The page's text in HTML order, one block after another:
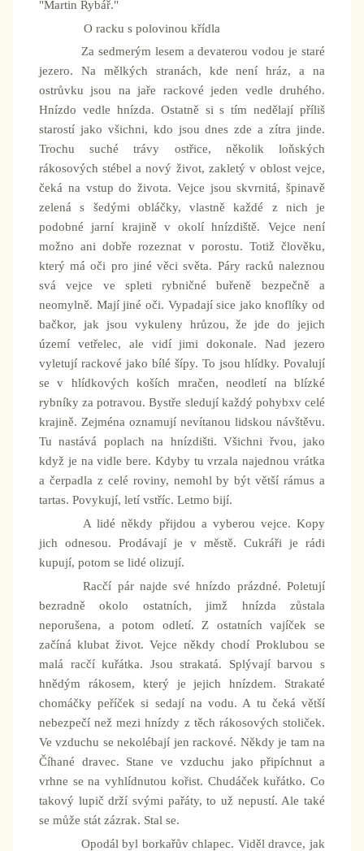
"Martin Rybář."
O racku s polovinou křídla
Za sedmerým lesem a devaterou vodou je staré
jezero. Na mělkých stranách, kde není hráz, a na
ostrůvku jsou na jaře rackové jeden vedle druhého.
Hnízdo vedle hnízda. Ostatně si s tím nedělají příliš
starostí jako všichni, kdo jsou dnes zde a zítra jinde.
Trochu suché trávy ostřice, několik loňských
rákosových stébel a nový život, zakletý v oblost vejce,
čeká na vstup do života. Vejce jsou skvrnitá, špinavě
zelená s šedými obláčky, vlastně každé z nich je
podobné jarní krajině v okolí hnízdiště. Vejce není
možno ani dobře rozeznat v porostu. Totiž člověku,
který má oči pro jiné věci světa. Páry racků naleznou
svá vejce ve spleti rybničné buřeně bezpečně a
neomylně. Mají jiné oči. Vypadají sice jako knoflíky od
bačkor, jak jsou vykuleny hrůzou, že jde do jejich
území vetřelec, ale vidí jimi dokonale. Nad jezero
vyletují rackové jako bílé šípy. To jsou hlídky. Povalují
se v hlídkových koších mračen, neodletí na blízké
rybníky za potravou. Bystře sledují každý pohybxv celé
krajině. Zejména oznamují nevítanou lidskou návštěvu.
Tu nastává poplach na hnízdišti. Všichni řvou, jako
když je na vidle bere. Kdyby tu vrzala najednou vrátka
a čerpadla z celé roviny, nemohl by být větší rámus a
tartas. Povykují, letí vstříc. Letmo bijí.
A lidé někdy přijdou a vyberou vejce. Kopy
jich odnesou. Prodávají je v městě. Cukráři je rádi
kupují, potom se lidé olizují.
Racčí pár najde své hnízdo prázdné. Poletují
bezradně okolo ostatních, jimž hnízda zůstala
neporušena, a potom odletí. Z ostatních vajíček se
začíná klubat život. Vejce někdy chodí Proklubou se
malá racčí kuřátka. Jsou strakatá. Splývají barvou s
hnědým rákosem, který je jejich hnízdem. Strakaté
chomáčky peříček si sedají na vodu. A tu čeká větší
nebezpečí než mezi hnízdy z těch rákosových stoliček.
Ve vzduchu se nekolébají jen rackové. Někdy je tam na
Číhané dravec. Stane ve vzduchu jako připíchnut a
vrhne se na vyhlídnutou kořist. Chudáček kuřátko. Co
takový lupič drží svými pařáty, to už nepustí. Ale také
se může stát zázrak. Stal se.
Opodál byl borkařův chlapec. Viděl dravce, jak